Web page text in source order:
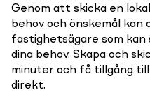
Genom att skicka en
behov och önskemål kan
fastighetsägare som
dina behov. Skapa och
minuter och få tillgång
direkt.